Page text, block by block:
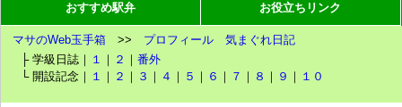
おすすめ駅弁 お役立ちリンク
マサのWeb玉手箱 >> プロフィール
気まぐれ日記
├ 学級日誌｜ １ ｜ ２ ｜番外
└ 開設記念｜ １ ｜ ２ ｜ ３ ｜ ４ ｜ ５ ｜ ６ ｜ ７ ｜ ８ ｜ ９ ｜ １０